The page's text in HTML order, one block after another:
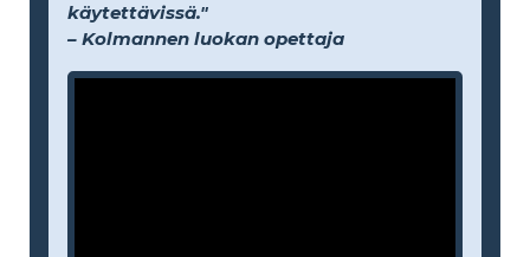
käytettävissä."
– Kolmannen luokan opettaja